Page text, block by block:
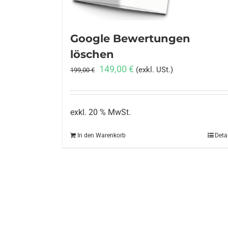
Google Bewertungen
löschen
199,00€
Ursprünglicher
war:
199,00 €
149,00 €Aktueller
ist:
(exkl. USt.)
exkl. 20 % MwSt.
In den Warenkorb